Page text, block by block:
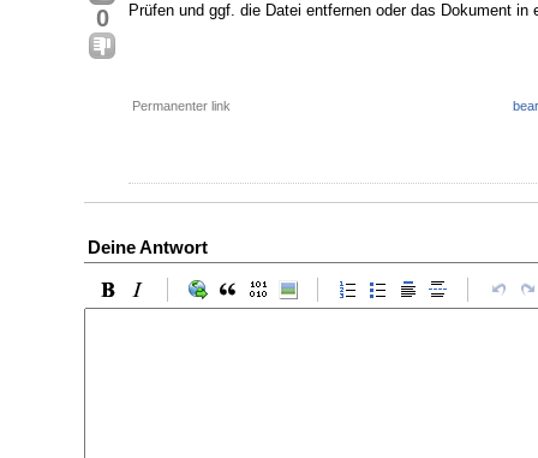
0
Prüfen und ggf. die Datei entfernen oder das Dokument in
Permanenter link
Deine Antwort